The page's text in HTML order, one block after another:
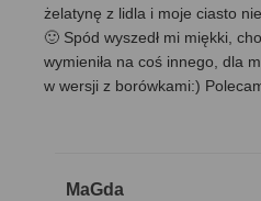
żelatynę z lidla i moje ciasto
🙂 Spód wyszedł mi miękki,
wymieniła na coś innego, dla
w wersji z borówkami:)
MaGda